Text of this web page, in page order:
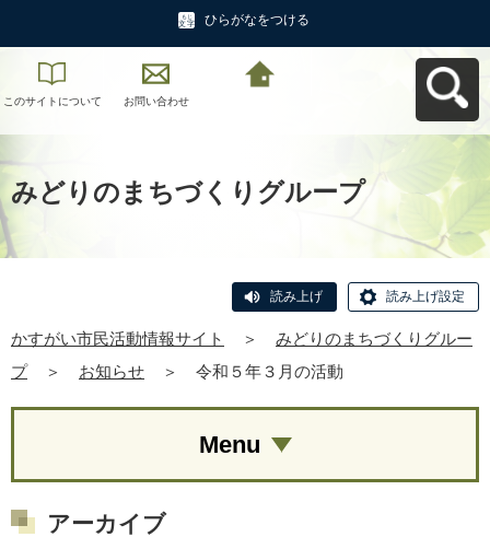
ひらがなをつける
このサイトについて お問い合わせ
みどりのまちづくりグループ
読み上げ 読み上げ設定
かすがい市民活動情報サイト ＞
みどりのまちづくりグルー
プ
＞ お知らせ ＞ 令和５年３月の活動
Menu
アーカイブ